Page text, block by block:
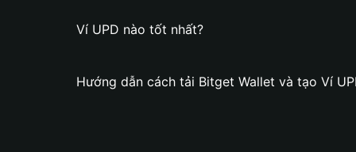
Ví UPD nào tốt nhất?
Hướng dẫn cách tải Bitget Wallet và tạo Ví